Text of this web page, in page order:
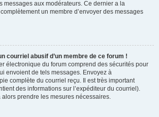
messages aux modérateurs. Ce dernier a la
un membre d’envoyer des messages
courriel abusif d’un membre de ce forum !
électronique du forum comprend des sécurités pour
envoient de tels messages. Envoyez à
complète du courriel reçu. Il est très important
des informations sur l’expéditeur du courriel).
alors prendre les mesures nécessaires.